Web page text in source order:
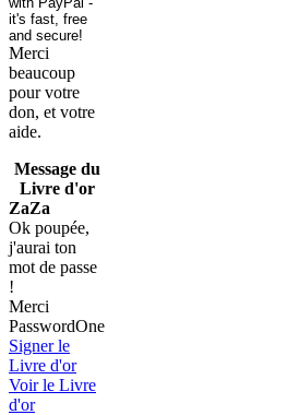
Merci
beaucoup
pour votre
don, et votre
aide.
Message du
Livre d'or
ZaZa
Ok poupée,
j'aurai ton
mot de passe
!
Merci
PasswordOne
Signer le
Livre d'or
Voir le Livre
d'or